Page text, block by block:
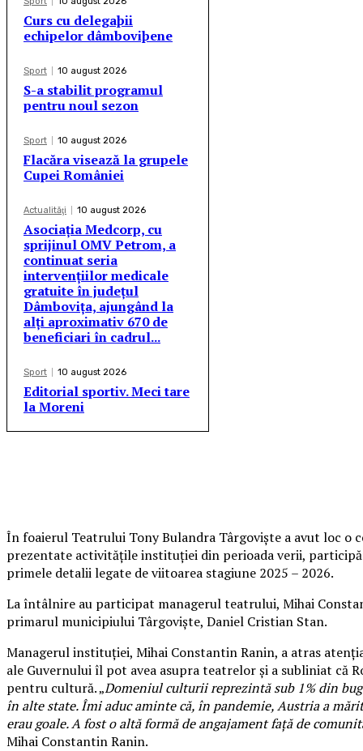
Curs cu delegaþii
echipelor dâmboviþene
Sport 10 august 2026
S-a stabilit programul
pentru noul sezon
Sport 10 august 2026
Flacăra visează la grupele
Cupei României
Actualităţi 10 august 2026
Asociația Medcorp, cu
sprijinul OMV Petrom, a
continuat seria
intervențiilor medicale
gratuite în județul
Dâmbovița, ajungând la
alți aproximativ 670 de
beneficiari în cadrul...
Sport 10 august 2026
Editorial sportiv. Meci tare
la Moreni
În foaierul Teatrului Tony Bulandra Târgoviște a avut loc o
prezentate activitățile instituției din perioada verii,
primele detalii legate de viitoarea stagiune 2025 – 2026.
La întâlnire au participat managerul teatrului, Mihai
primarul municipiului Târgoviște, Daniel Cristian Stan.
Managerul instituției, Mihai Constantin Ranin, a atras
ale Guvernului îl pot avea asupra teatrelor și a subliniat că
pentru cultură. „Domeniul culturii reprezintă sub 1% din
în alte state. Îmi aduc aminte că, în pandemie, Austria a
erau goale. A fost o altă formă de angajament față de
Mihai Constantin Ranin.